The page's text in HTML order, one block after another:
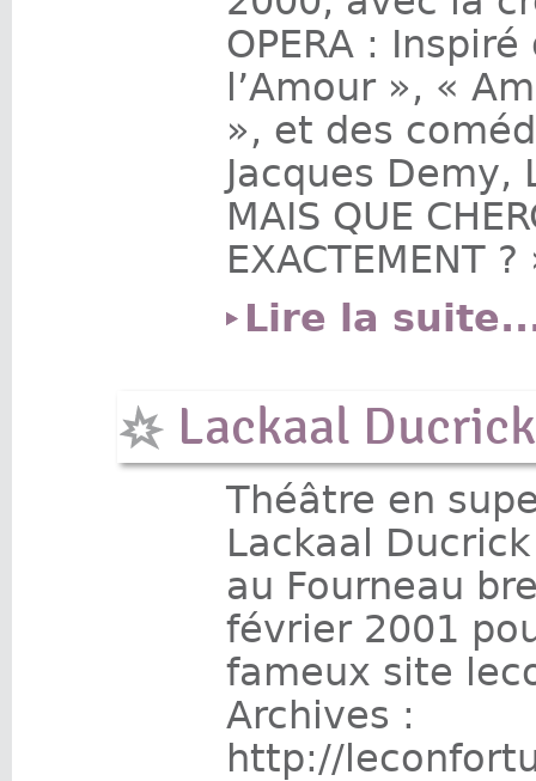
OPERA :
l’Amour », «
», et des
Jacques Demy,
MAIS QUE
EXACTEMENT
Lire la
Lackaal
Théâtre en
Lackaal
au Fourneau
février 2001
fameux site
Archives :
http://